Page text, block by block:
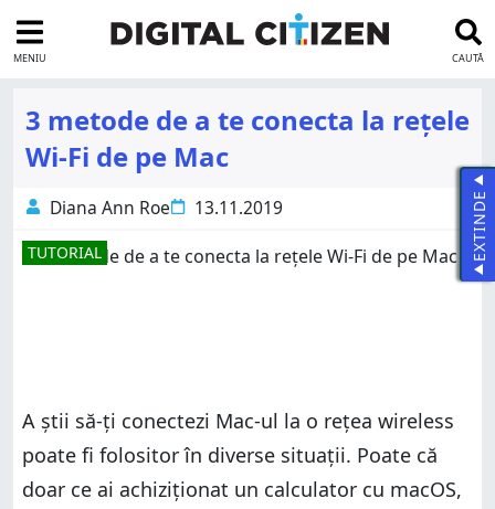
MENIU CAUTĂ
3 metode de a te conecta la rețele
Wi-Fi de pe Mac
Diana Ann Roe 13.11.2019
TUTORIAL
A știi să-ți conectezi Mac-ul la o rețea wireless
poate fi folositor în diverse situații. Poate că
doar ce ai achiziționat un calculator cu macOS,
EXTINDE